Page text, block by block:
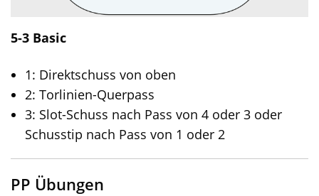
5-3 Basic
1: Direktschuss von oben
2: Torlinien-Querpass
3: Slot-Schuss nach Pass von 4 oder 3 oder
Schusstip nach Pass von 1 oder 2
PP Übungen